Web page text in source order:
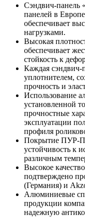
Сэндвич-
панелей в
обеспечивает
нагрузками.
Высокая
обеспечивает
стойкость к
Каждая
уплотнителем,
прочность и
Использование
установленной
прочностные
эксплуатации
профиля
Покрытие ПУР-
устойчивость к
различным
Высокое
подтверждено
(Германия) и
Алюминиевые
продукции
надежную